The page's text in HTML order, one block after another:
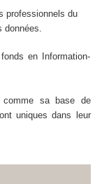
professionnels du
en Information-
sa base de
uniques dans leur